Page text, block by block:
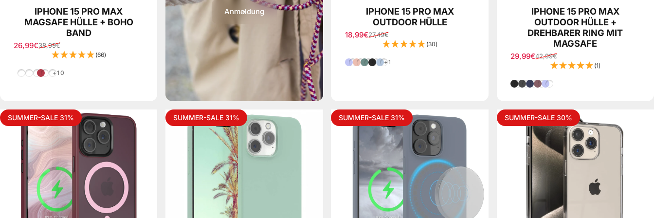
IPHONE 15 PRO MAX
MAGSAFE HÜLLE + BOHO
BAND
Verkaufspreis
26,99€
Normaler Preis
38,99€
(66)
Blau Mix
Grau/Schwarz Mix
Rosa Camouflage
Beere
Mint/Rosa Mix
+10
Anmeldung
IPHONE 15 PRO MAX
OUTDOOR HÜLLE
Verkaufspreis
18,99€
Normaler Preis
27,49€
(30)
LilaRosa
Nacht Grün
Schwarz
Hell Blau
+1
IPHONE 15 PRO MAX
OUTDOOR HÜLLE +
DREHBARER RING MIT
MAGSAFE
Verkaufspreis
29,99€
Normaler Preis
42,99€
(1)
Schwarz
GrauNacht Blau
Dunkel Rot
Lila
SUMMER-SALE 31% SUMMER-SALE 31% SUMMER-SALE 31% SUMMER-SALE 30%